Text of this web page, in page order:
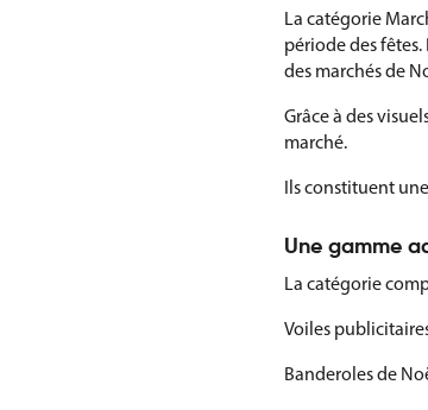
La catégorie
période des
des marchés de
Grâce à des
marché.
Ils constituent
Une gamme
La catégorie
Voiles
Banderoles de